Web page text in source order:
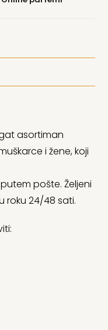
asortiman
i žene, koji
pošte. Željeni
roku 24/48 sati.